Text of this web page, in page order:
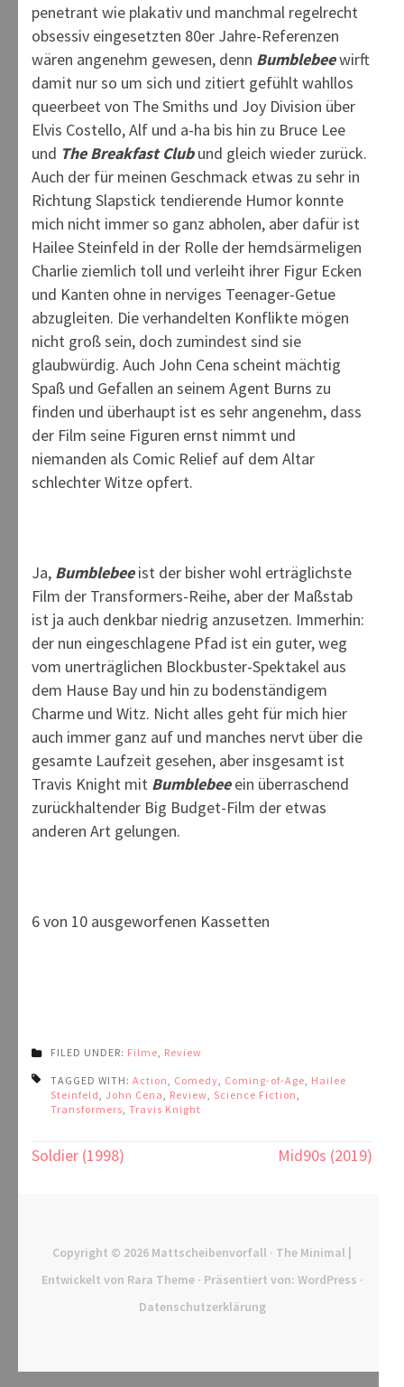
penetrant wie plakativ und manchmal regelrecht
obsessiv eingesetzten 80er Jahre-Referenzen
wären angenehm gewesen, denn Bumblebeewirft
damit nur so um sich und zitiert gefühlt wahllos
queerbeet von The Smiths und Joy Division über
Elvis Costello, Alf und a-ha bis hin zu Bruce Lee
und The Breakfast Clubund gleich wieder zurück.
Auch der für meinen Geschmack etwas zu sehr in
Richtung Slapstick tendierende Humor konnte
mich nicht immer so ganz abholen, aber dafür ist
Hailee Steinfeld in der Rolle der hemdsärmeligen
Charlie ziemlich toll und verleiht ihrer Figur Ecken
und Kanten ohne in nerviges Teenager-Getue
abzugleiten. Die verhandelten Konflikte mögen
nicht groß sein, doch zumindest sind sie
glaubwürdig. Auch John Cena scheint mächtig
Spaß und Gefallen an seinem Agent Burns zu
finden und überhaupt ist es sehr angenehm, dass
der Film seine Figuren ernst nimmt und
niemanden als Comic Relief auf dem Altar
schlechter Witze opfert.
Ja, Bumblebeeist der bisher wohl erträglichste
Film der Transformers-Reihe, aber der Maßstab
ist ja auch denkbar niedrig anzusetzen. Immerhin:
der nun eingeschlagene Pfad ist ein guter, weg
vom unerträglichen Blockbuster-Spektakel aus
dem Hause Bay und hin zu bodenständigem
Charme und Witz. Nicht alles geht für mich hier
auch immer ganz auf und manches nervt über die
gesamte Laufzeit gesehen, aber insgesamt ist
Travis Knight mit Bumblebeeein überraschend
zurückhaltender Big Budget-Film der etwas
anderen Art gelungen.
6 von 10 ausgeworfenen Kassetten
FILED UNDER: Filme Review
TAGGED WITH: Action Comedy Coming-of-Age Hailee
Steinfeld
John Cena Review Science Fiction
Transformers Travis Knight
Beitragsnavigation
Soldier (1998) Mid90s (2019)
Copyright © 2026 Mattscheibenvorfall · The Minimal |
Entwickelt von Rara Theme· Präsentiert von: WordPress ·
Datenschutzerklärung